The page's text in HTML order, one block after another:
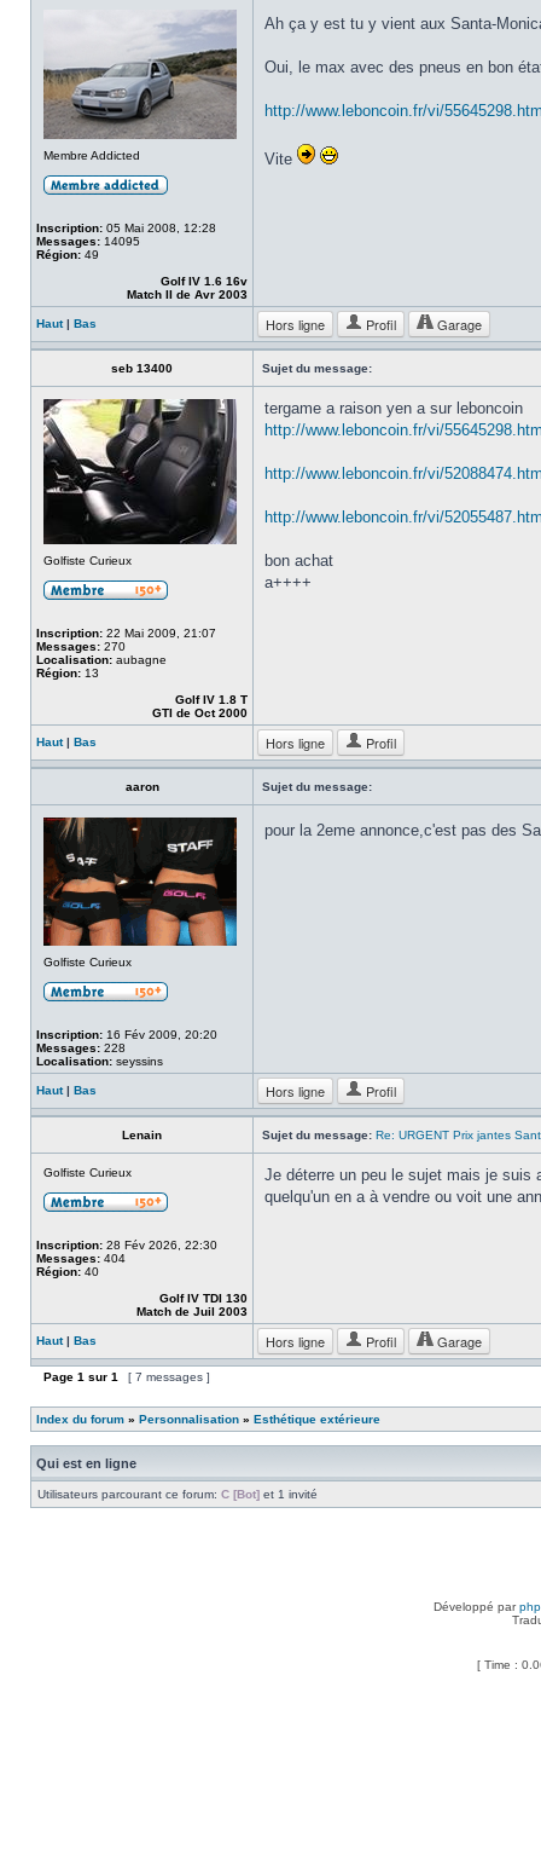
Membre Addicted
Inscription: 05 Mai 2008, 12:28
Messages: 14095
Région: 49
Golf IV 1.6 16v
Match II de Avr 2003
Ah ça y est tu y vient aux Santa-
Oui, le max avec des pneus en bon
http://www.leboncoin.fr/vi/
Vite
Haut| Bas Hors ligne Profil Garage
seb 13400 Sujet du message:
Golfiste Curieux
Inscription: 22 Mai 2009, 21:07
Messages: 270
Localisation: aubagne
Région: 13
Golf IV 1.8 T
GTI de Oct 2000
tergame a raison yen a sur leboncoin
http://www.leboncoin.fr/vi/
http://www.leboncoin.fr/vi/
http://www.leboncoin.fr/vi/
bon achat
a++++
Haut| Bas Hors ligne Profil
aaron Sujet du message:
Golfiste Curieux
Inscription: 16 Fév 2009, 20:20
Messages: 228
Localisation: seyssins
pour la 2eme annonce,c'est pas des
Haut| Bas Hors ligne Profil
Lenain Sujet du message: Re: URGENT Prix jantes
Golfiste Curieux
Inscription: 28 Fév 2026, 22:30
Messages: 404
Région: 40
Golf IV TDI 130
Match de Juil 2003
Je déterre un peu le sujet mais je suis
quelqu'un en a à vendre ou voit une
Haut| Bas Hors ligne Profil Garage
Page 1 sur 1 [ 7 messages ]
Index du forum » Personnalisation » Esthétique extérieure
Qui est en ligne
Utilisateurs parcourant ce forum: C [Bot] et 1 invité
Développé par
[ Time :